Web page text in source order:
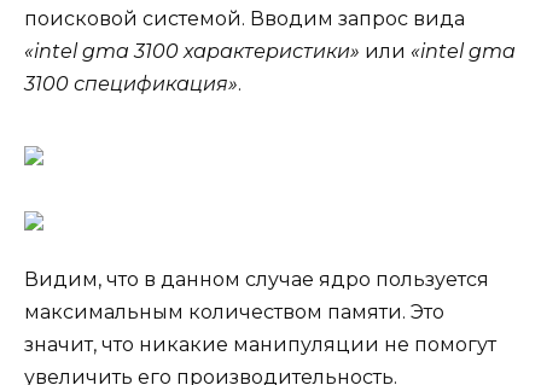
поисковой системой. Вводим запрос вида
«intel gma 3100 характеристики» или «intel gma
3100 спецификация».
Видим, что в данном случае ядро пользуется
максимальным количеством памяти. Это
значит, что никакие манипуляции не помогут
увеличить его производительность.